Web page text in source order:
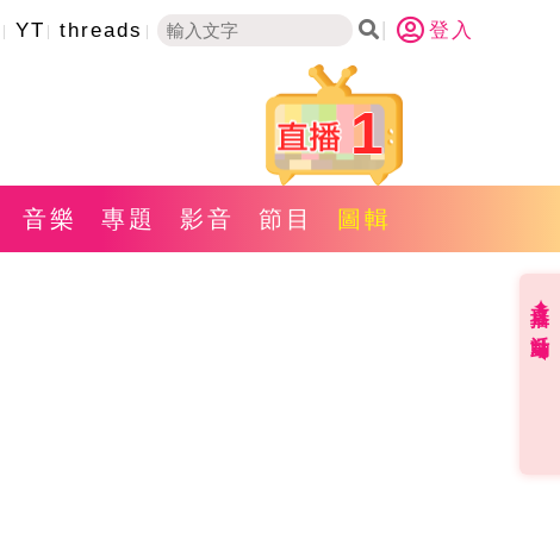
YT threads 登入
1
音樂 專題 影音 節目 圖輯
直播✦活動